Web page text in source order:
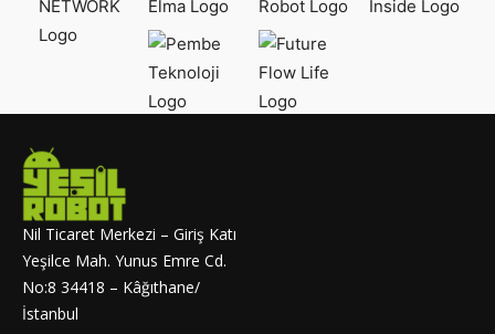
Nil Ticaret Merkezi – Giriş Katı
Yeşilce Mah. Yunus Emre Cd.
No:8 34418 – Kâğıthane/
İstanbul